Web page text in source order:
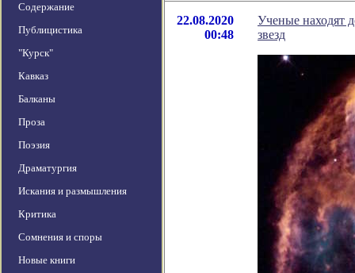
Содержание
Публицистика
"Курск"
Кавказ
Балканы
Проза
Поэзия
Драматургия
Искания и размышления
Критика
Сомнения и споры
Новые книги
22.08.2020
00:48
Ученые находят
звезд